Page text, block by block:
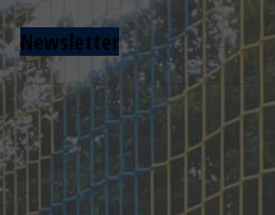
Newsletter